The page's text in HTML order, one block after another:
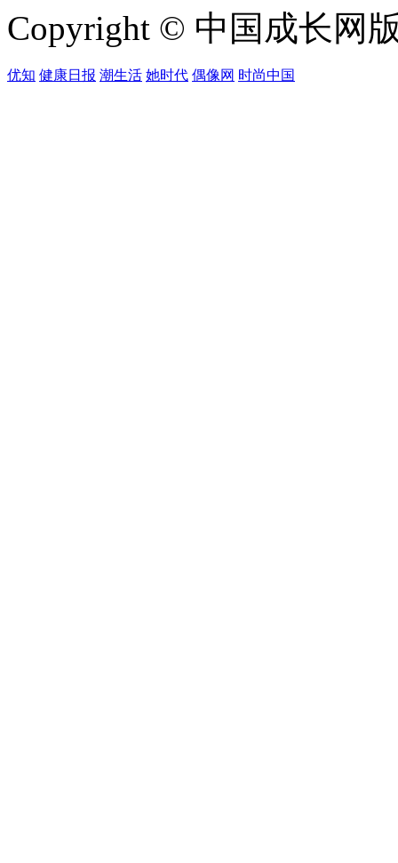
Copyright © 中国成长网
优知 健康日报 潮生活 她时代 偶像网 时尚中国